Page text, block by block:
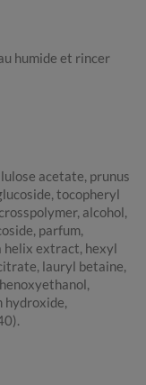
humide et rincer
acetate, prunus
tocopheryl
alcohol,
parfum,
helix extract, hexyl
lauryl betaine,
hydroxide,